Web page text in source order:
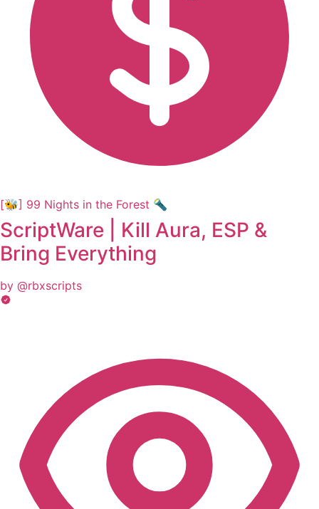
[🐝] 99 Nights in the Forest 🔦
ScriptWare | Kill Aura, ESP &
Bring Everything
by @rbxscripts